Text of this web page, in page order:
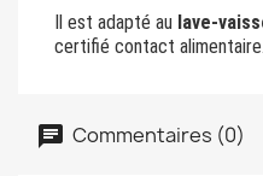
Il est adapté au lave-
certifié contact
Commentaires (0)